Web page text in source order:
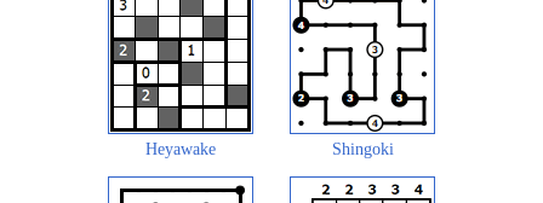
Heyawake Shingoki